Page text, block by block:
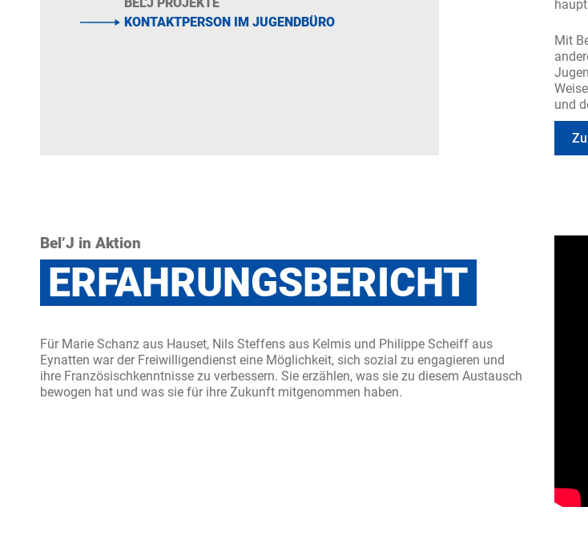
KONTAKTPERSON IM JUGENDBÜRO
Mit
und
Bel’J in Aktion
ERFAHRUNGSBERICHT
Für Marie Schanz aus Hauset, Nils Steffens aus Kelmis und Philippe Scheiff aus
Eynatten war der Freiwilligendienst eine Möglichkeit, sich sozial zu engagieren und
ihre Französischkenntnisse zu verbessern. Sie erzählen, was sie zu diesem Austausch
bewogen hat und was sie für ihre Zukunft mitgenommen haben.